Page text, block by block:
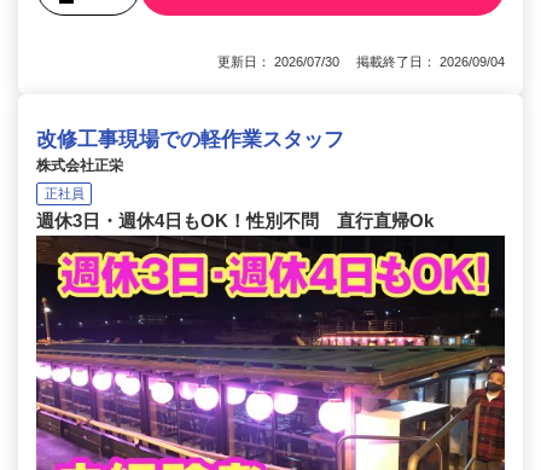
更新日： 2026/07/30 掲載終了日： 2026/09/04
改修工事現場での軽作業スタッフ
株式会社正栄
正社員
週休3日・週休4日もOK！性別不問 直行直帰Ok